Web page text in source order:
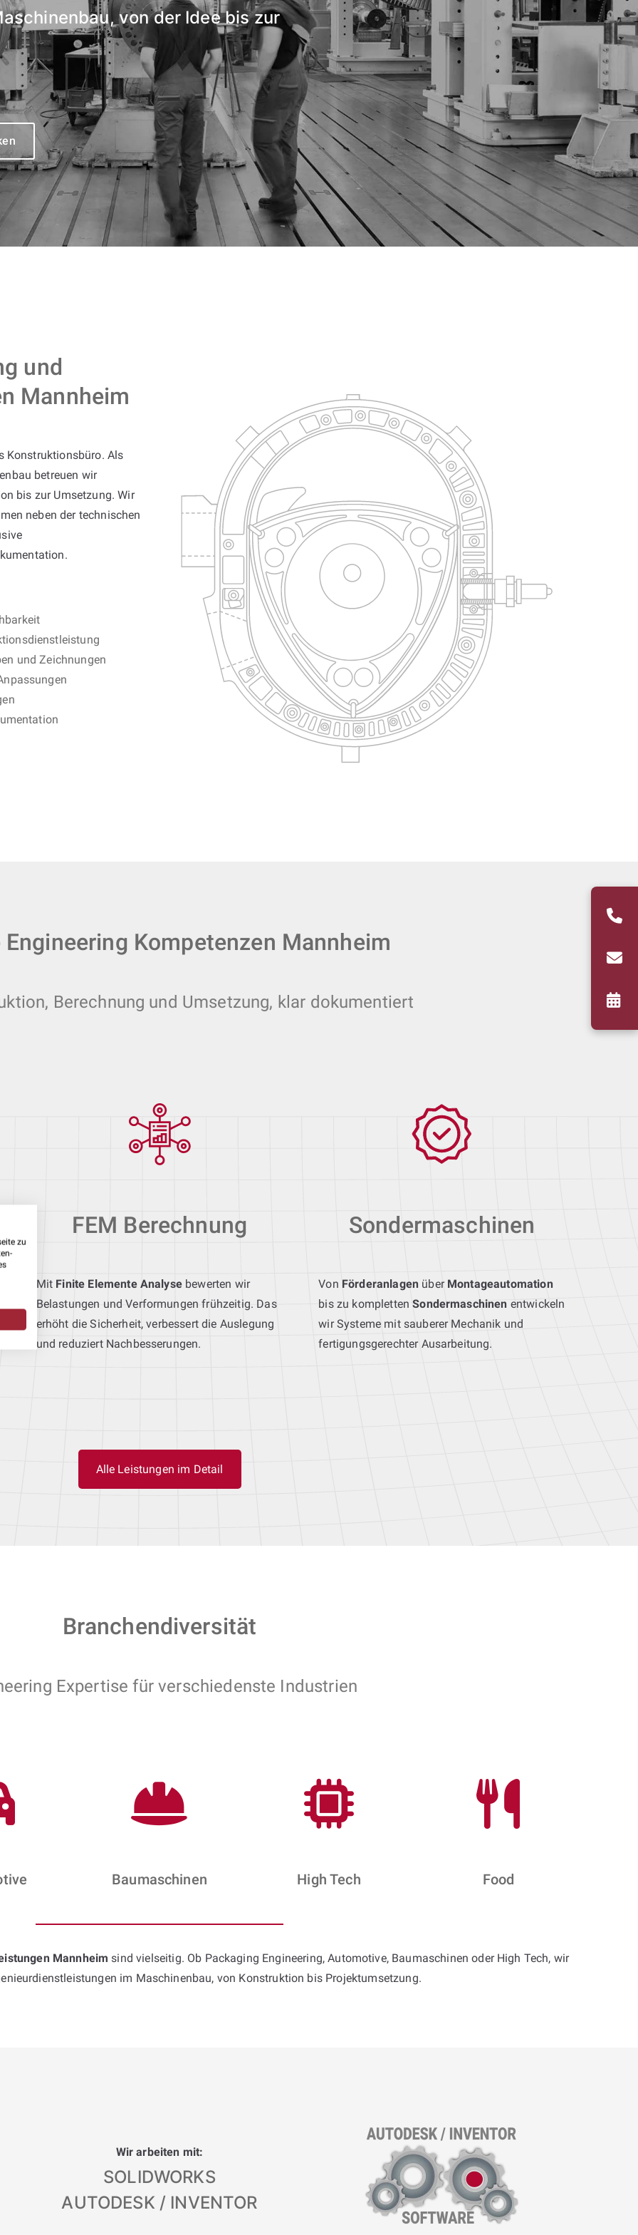
von der Idee bis zur
und
Mannheim
Konstruktionsbüro. Als
betreuen wir
bis zur Umsetzung. Wir
neben der technischen
und Zeichnungen
Engineering Kompetenzen Mannheim
Berechnung und Umsetzung, klar dokumentiert
FEM Berechnung
Mit Finite Elemente Analysebewerten wir
Belastungen und Verformungen frühzeitig. Das
erhöht die Sicherheit, verbessert die Auslegung
und reduziert Nachbesserungen.
Sondermaschinen
Von Förderanlagen über Montageautomation
bis zu komplettenSondermaschinen entwickeln
wir Systeme mit sauberer Mechanik und
fertigungsgerechter Ausarbeitung.
Alle Leistungen im Detail
Branchendiversität
Expertise für verschiedenste Industrien
Baumaschinen High Tech Food
Mannheim sind vielseitig. Ob Packaging Engineering, Automotive, Baumaschinen oder High Tech, wir
im Maschinenbau, von Konstruktion bis Projektumsetzung.
Wir arbeiten mit:
SOLIDWORKS
AUTODESK / INVENTOR
zu